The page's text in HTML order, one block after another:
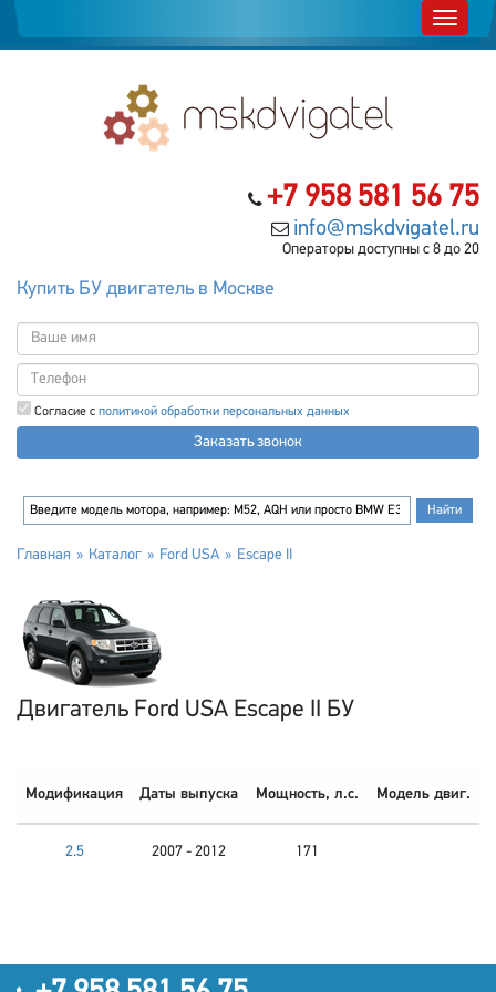
+7 958 581 56 75
info@mskdvigatel.ru
Операторы доступны с 8 до 20
Купить БУ двигатель в Москве
Согласие с политикой обработки персональных данных
Заказать звонок
Главная Каталог Ford USA Escape II
Двигатель Ford USA Escape II БУ
Модификация Даты выпуска Мощность, л.с. Модель двиг.
2.5 2007 - 2012 171